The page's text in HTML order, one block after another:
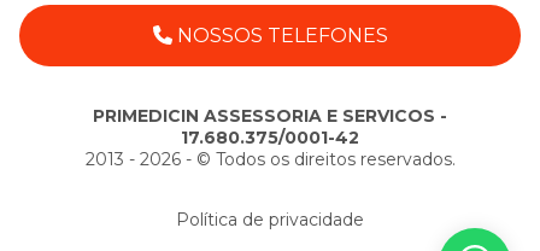
NOSSOS TELEFONES
PRIMEDICIN ASSESSORIA E SERVICOS -
17.680.375/0001-42
2013 - 2026 - ©️ Todos os direitos reservados.
Política de privacidade